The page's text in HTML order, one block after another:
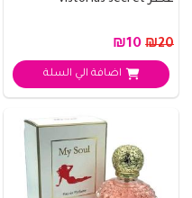
₪20
اضافة الي السلة